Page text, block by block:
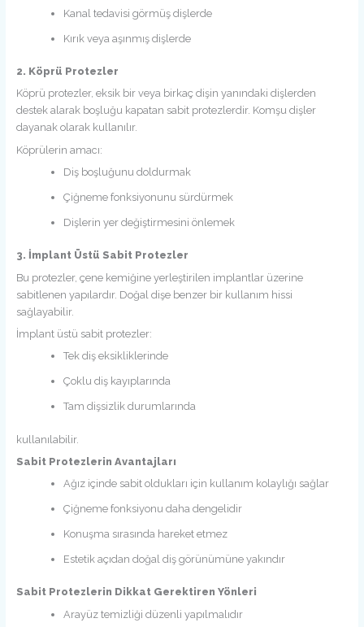
Kanal tedavisi görmüş dişlerde
Kırık veya aşınmış dişlerde
2. Köprü Protezler
Köprü protezler, eksik bir veya birkaç dişin yanındaki dişlerden
destek alarak boşluğu kapatan sabit protezlerdir. Komşu dişler
dayanak olarak kullanılır.
Köprülerin amacı:
Diş boşluğunu doldurmak
Çiğneme fonksiyonunu sürdürmek
Dişlerin yer değiştirmesini önlemek
3. İmplant Üstü Sabit Protezler
Bu protezler, çene kemiğine yerleştirilen implantlar üzerine
sabitlenen yapılardır. Doğal dişe benzer bir kullanım hissi
sağlayabilir.
İmplant üstü sabit protezler:
Tek diş eksikliklerinde
Çoklu diş kayıplarında
Tam dişsizlik durumlarında
kullanılabilir.
Sabit Protezlerin Avantajları
Ağız içinde sabit oldukları için kullanım kolaylığı sağlar
Çiğneme fonksiyonu daha dengelidir
Konuşma sırasında hareket etmez
Estetik açıdan doğal diş görünümüne yakındır
Sabit Protezlerin Dikkat Gerektiren Yönleri
Arayüz temizliği düzenli yapılmalıdır